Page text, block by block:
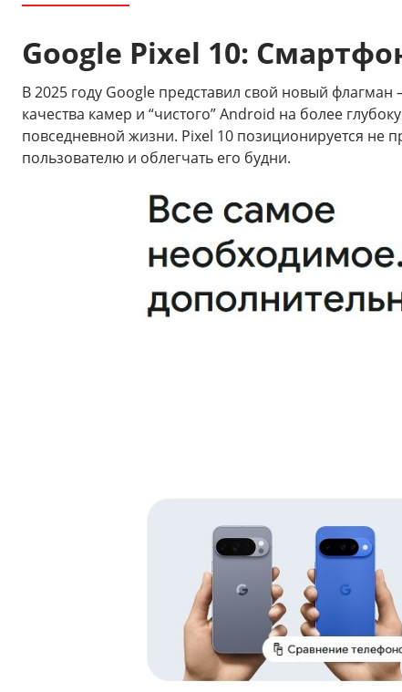
Google Pixel 10:
В 2025 году Google представил свой новый
качества камер и “чистого” Android на более
повседневной жизни. Pixel 10 позиционируется не
пользователю и облегчать его будни.